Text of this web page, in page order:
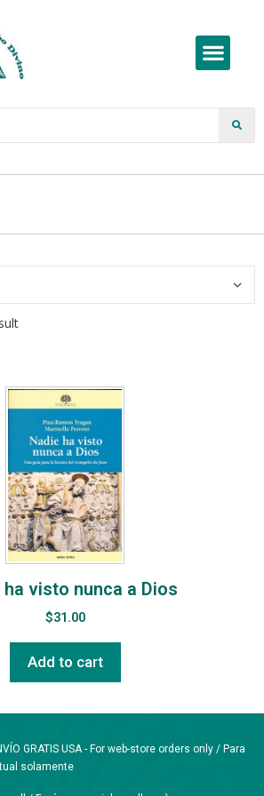
ha visto nunca a Dios
$31.00
Add to cart
GRATIS USA - For web-store orders only / Para
solamente